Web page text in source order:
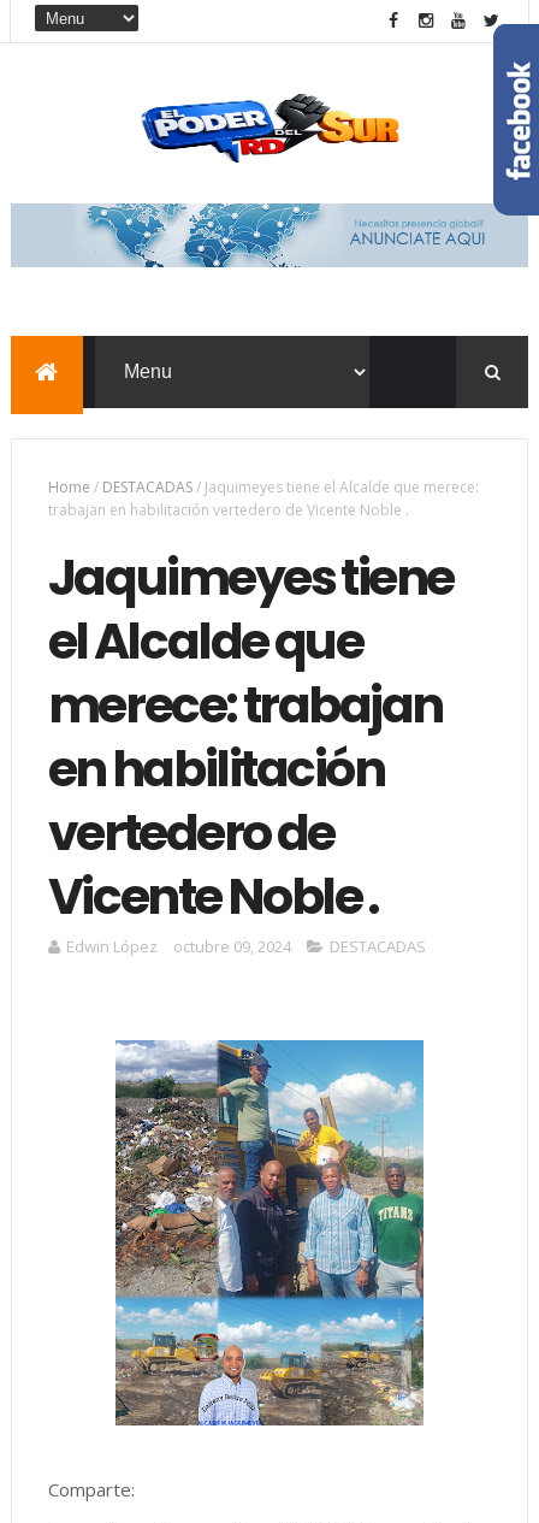
Home / DESTACADAS/ Jaquimeyes tiene el Alcalde que merece:
trabajan en habilitación vertedero de Vicente Noble .
Jaquimeyes tiene
el Alcalde que
merece: trabajan
en habilitación
vertedero de
Vicente Noble .
Edwin López octubre 09, 2024 DESTACADAS
Comparte: